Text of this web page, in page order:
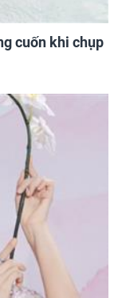
cuốn khi chụp